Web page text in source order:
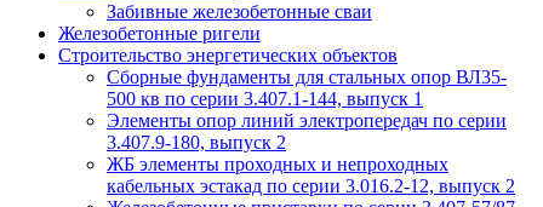
Забивные железобетонные сваи
Железобетонные ригели
Строительство энергетических объектов
Сборные фундаменты для стальных опор ВЛ35-
500 кв по серии 3.407.1-144, выпуск 1
Элементы опор линий электропередач по серии
3.407.9-180, выпуск 2
ЖБ элементы проходных и непроходных
кабельных эстакад по серии 3.016.2-12, выпуск 2